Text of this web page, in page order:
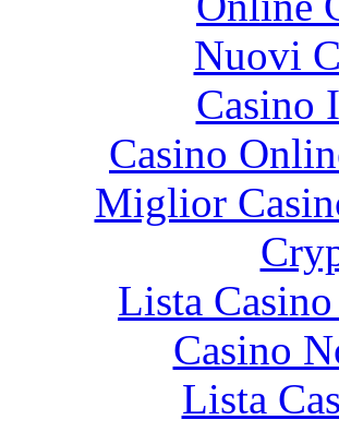
Nuovi
Casino
Casino
Miglior
Lista
Casino
Lista